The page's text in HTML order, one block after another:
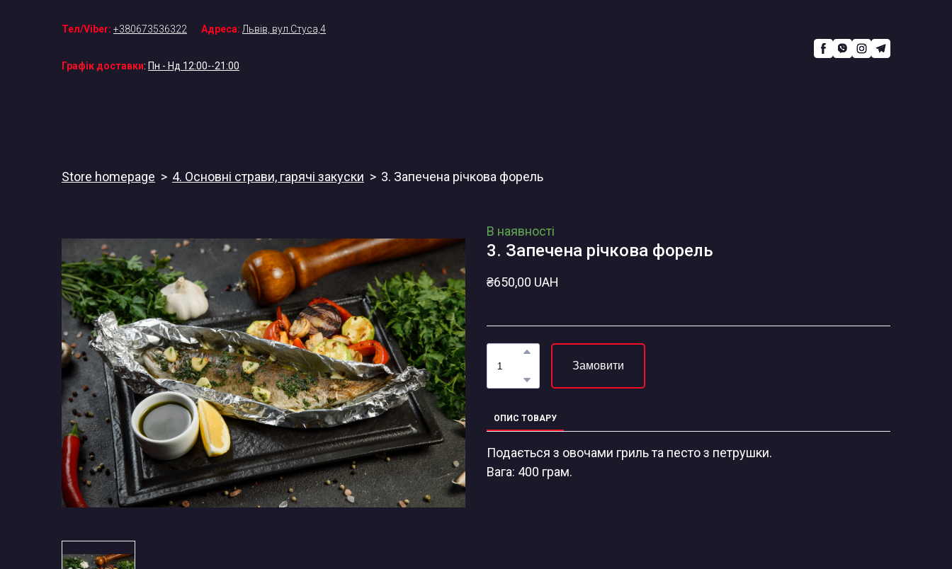
Тел/Viber: +380673536322 Адреса: Львів, вул.Стуса,4
Графік доставки: Пн - Нд 12:00--21:00
Store homepage 4. Основні страви, гарячі закуски 3. Запечена річкова форель
В наявності
3. Запечена річкова форель
₴650,00 UAH
Замовити
ОПИС ТОВАРУ
Подається з овочами гриль та песто з петрушки.
Вага: 400 грам.